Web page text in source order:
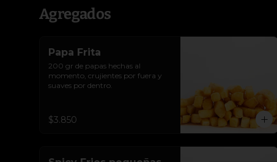
Agregados
Papa Frita
200 gr de papas hechas al
momento, crujientes por fuera y
suaves por dentro.
$3.850